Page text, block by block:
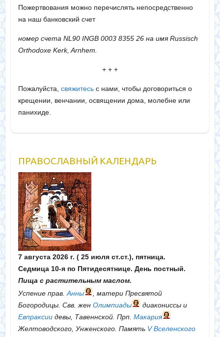
Пожертвования можно перечислять непосредственно
на наш банковский счет
номер счета NL90 INGB 0003 8355 26 на имя Russisch
Orthodoxe Kerk, Arnhem.
+ + +
Пожалуйста, свяжитесьс нами, чтобы договориться о
крещении, венчании, освящении дома, молебне или
панихиде.
ПРАВОСЛАВНЫЙ КАЛЕНДАРЬ
7 августа 2026 г. ( 25 июля ст.ст.), пятница.
Седмица 10-я по Пятидесятнице. День постный.
Пища с растительным маслом.
Успение прав. Анны
, матери Пресвятой
Богородицы. Свв. жен Олимпиады
диакониссы и
Евпраксиидевы, Тавеннской. Прп. Макария
Желтоводского, Унженского. Память V Вселенского